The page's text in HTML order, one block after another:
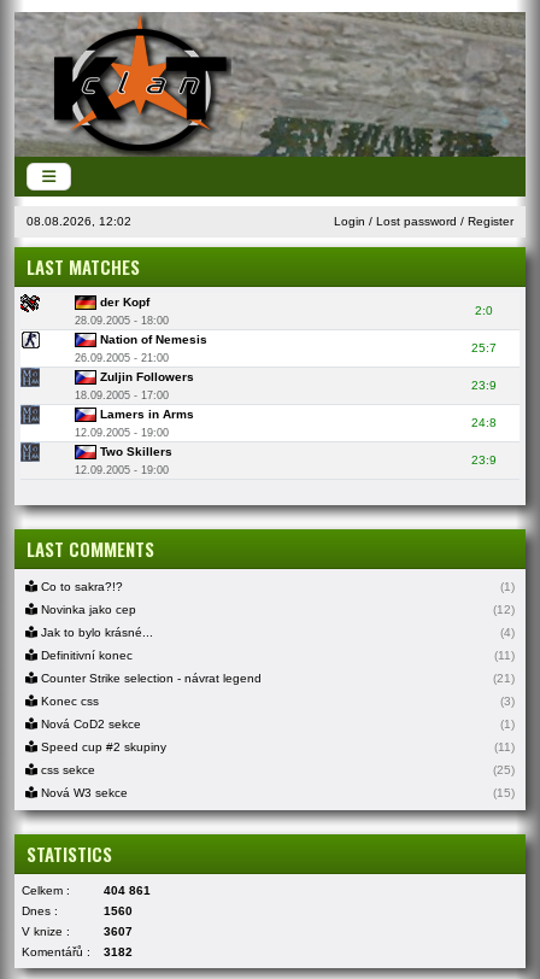
08.08.2026, 12:02 Login / Lost password / Register
LAST MATCHES
der Kopf
28.09.2005 - 18:00
2:0
Nation of Nemesis
26.09.2005 - 21:00
25:7
Zuljin Followers
18.09.2005 - 17:00
23:9
Lamers in Arms
12.09.2005 - 19:00
24:8
Two Skillers
12.09.2005 - 19:00
23:9
LAST COMMENTS
Co to sakra?!?
(1)
Novinka jako cep
(12)
Jak to bylo krásné...
(4)
Definitivní konec
(11)
Counter Strike selection - návrat legend
(21)
Konec css
(3)
Nová CoD2 sekce
(1)
Speed cup #2 skupiny
(11)
css sekce
(25)
Nová W3 sekce
(15)
STATISTICS
Celkem :
404 861
Dnes :
1560
V knize :
3607
Komentářů :
3182